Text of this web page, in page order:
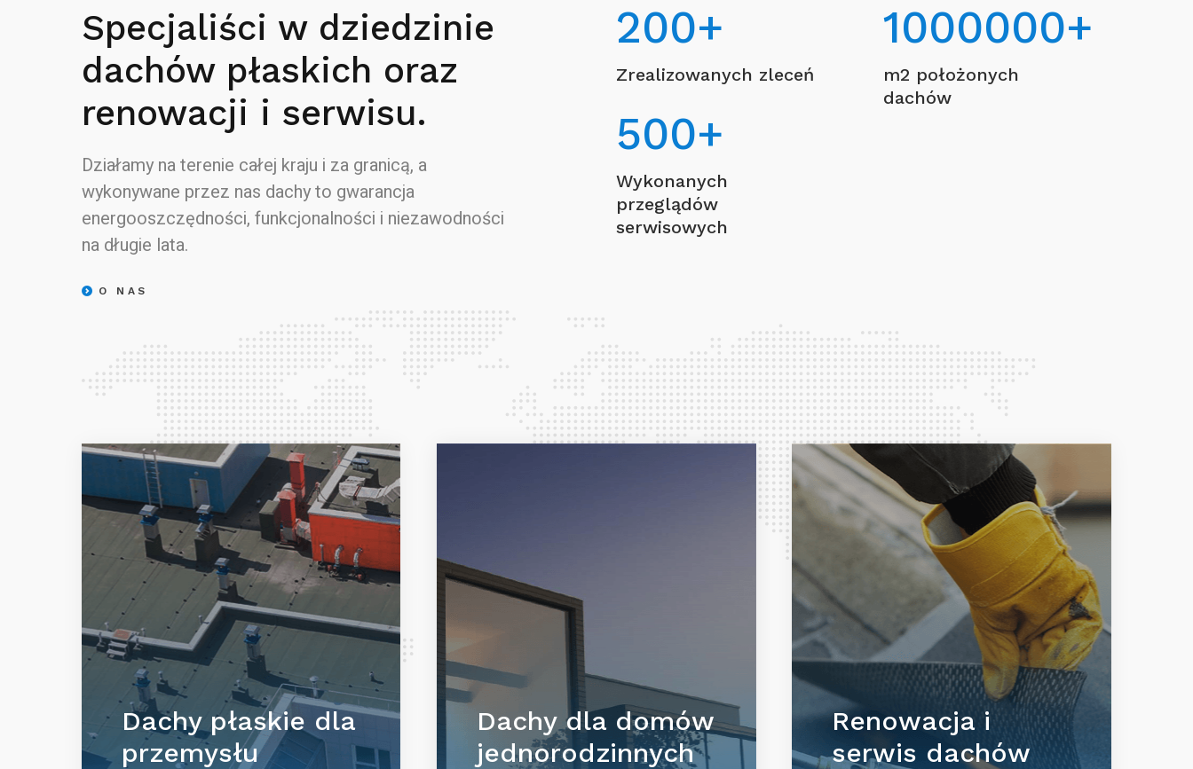
Specjaliści w dziedzinie
dachów płaskich oraz
renowacji i serwisu.
Działamy na terenie całej kraju i za granicą, a
wykonywane przez nas dachy to gwarancja
energooszczędności, funkcjonalności i niezawodności
na długie lata.
O NAS
200+
Zrealizowanych zleceń
500+
Wykonanych
przeglądów
serwisowych
1000000+
m2 położonych
dachów
Dachy płaskie dla
przemysłu
Dachy dla domów
jednorodzinnych
Renowacja i
serwis dachów